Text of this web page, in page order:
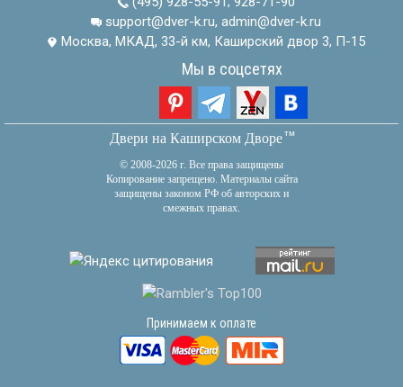
support@dver-k.ru, admin@dver-k.ru
Москва, МКАД, 33-й км, Каширский двор 3, П-15
Мы в соцсетях
Двери на Каширском Дворетм
© 2008-2026 г. Все права защищены
Копирование запрещено. Материалы сайта
защищены законом РФ об авторских и
смежных правах.
Принимаем к оплате